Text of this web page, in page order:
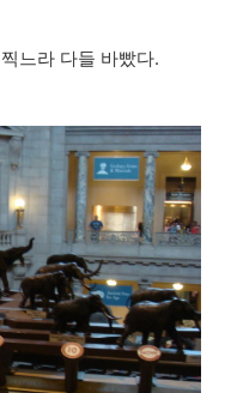
느라 다들 바빴다.